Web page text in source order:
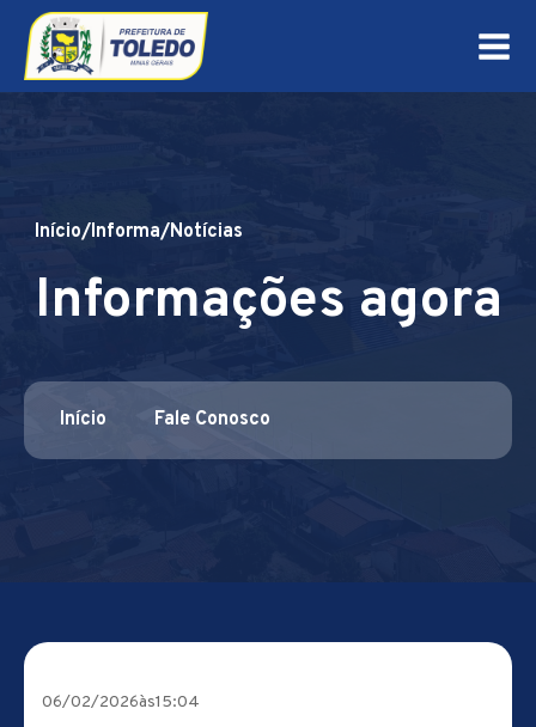
Início/Informa/Notícias
Informações agora
Início Fale Conosco
06/02/2026às15:04